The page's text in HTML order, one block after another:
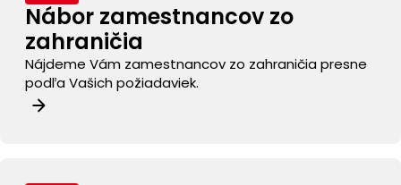
Nábor zamestnancov zo
zahraničia
Nájdeme Vám zamestnancov zo zahraničia presne
podľa Vašich požiadaviek.